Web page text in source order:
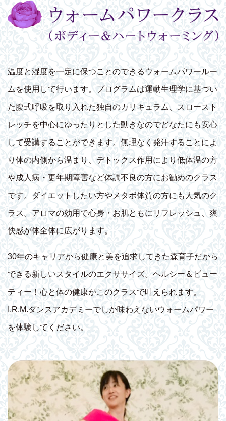
温度と湿度を一定に保つことのできるウォームパワールー
ムを使用して行います。プログラムは運動生理学に基づい
た腹式呼吸を取り入れた独自のカリキュラム、スロースト
レッチを中心にゆったりとした動きなのでどなたにも安心
して受講することができます。無理なく発汗することによ
り体の内側から温まり、デトックス作用により低体温の方
や成人病・更年期障害など体調不良の方にお勧めのクラス
です。ダイエットしたい方やメタボ体質の方にも人気のク
ラス。アロマの効用で心身・お肌ともにリフレッシュ、爽
快感が体全体に広がります。
30年のキャリアから健康と美を追求してきた森育子だから
できる新しいスタイルのエクササイズ。ヘルシー＆ビュー
ティー！心と体の健康がこのクラスで叶えられます。
I.R.M.ダンスアカデミーでしか味わえないウォームパワー
を体験してください。